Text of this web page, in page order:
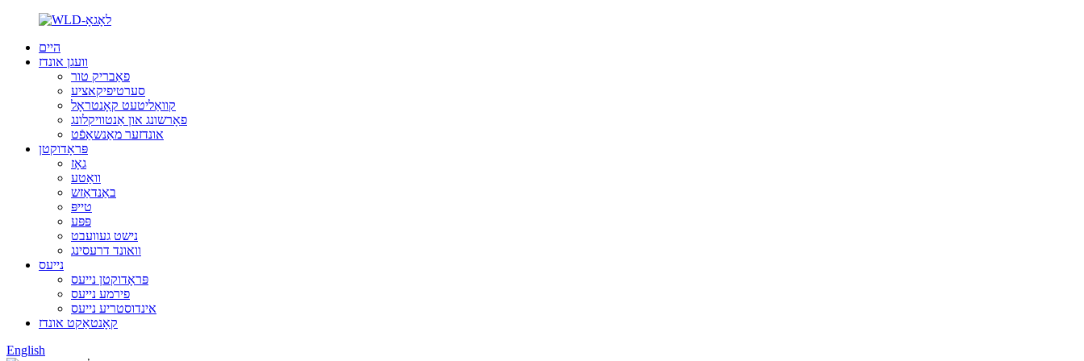
היים
וועגן אונדז
פאַבריק טור
סערטיפיקאציע
קוואַליטעט קאָנטראָל
פאָרשונג און אַנטוויקלונג
אונדזער מאַנשאַפֿט
פּראָדוקטן
גאָז
וואַטע
באַנדאַזש
טייפּ
פּפּע
נישט געוועבט
וואונד דרעסינג
נייעס
פּראָדוקטן נייעס
פירמע נייעס
אינדוסטריע נייעס
קאָנטאַקט אונדז
English